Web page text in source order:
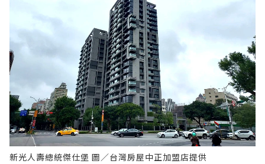
新光人壽總統傑仕堡 圖／台灣房屋中正加盟店提供